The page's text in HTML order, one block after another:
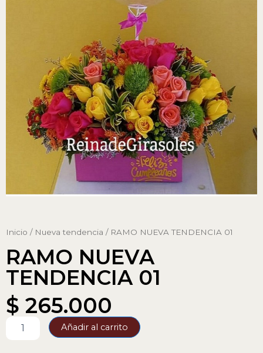
Inicio / Nueva tendencia / RAMO NUEVA TENDENCIA 01
RAMO NUEVA
TENDENCIA 01
$ 265.000
NUEVA
Añadir al carrito